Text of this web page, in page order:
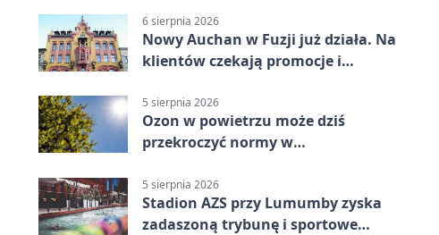
6 sierpnia 2026
Nowy Auchan w Fuzji już działa. Na
klientów czekają promocje i
5 sierpnia 2026
Ozon w powietrzu może dziś
przekroczyć normy w
5 sierpnia 2026
Stadion AZS przy Lumumby zyska
zadaszoną trybunę i sportowe